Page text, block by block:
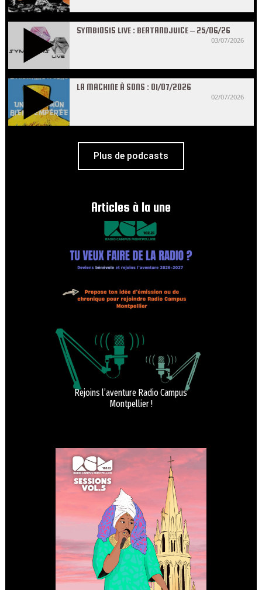
SYMBIOSIS LIVE : BEATANDJUICE – 25/06/26
03/07/2026
LA MACHINE À SONS : 01/07/2026
02/07/2026
Plus de podcasts
Articles à la une
Rejoins l’aventure Radio Campus
Montpellier !